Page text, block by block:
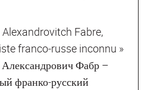
Alexandrovitch Fabre,
franco‐russe inconnu »
Александрович Фабр –
франко‐русский